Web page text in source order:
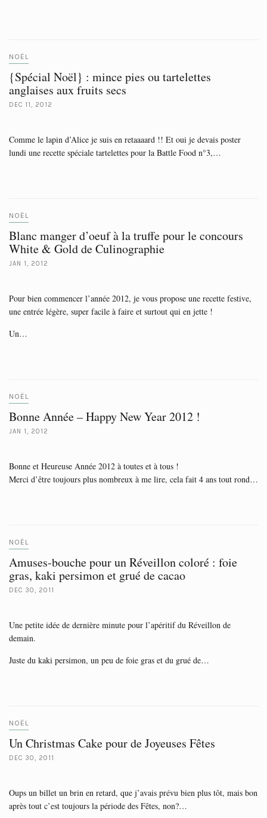
NOËL
{Spécial Noël} : mince pies ou tartelettes
anglaises aux fruits secs
DEC 11, 2012
Comme le lapin d’Alice je suis en retaaaard !! Et oui je devais poster
lundi une recette spéciale tartelettes pour la Battle Food n°3,…
NOËL
Blanc manger d’oeuf à la truffe pour le concours
White & Gold de Culinographie
JAN 1, 2012
Pour bien commencer l’année 2012, je vous propose une recette festive,
une entrée légère, super facile à faire et surtout qui en jette !
Un…
NOËL
Bonne Année – Happy New Year 2012 !
JAN 1, 2012
Bonne et Heureuse Année 2012 à toutes et à tous !
Merci d’être toujours plus nombreux à me lire, cela fait 4 ans tout rond…
NOËL
Amuses-bouche pour un Réveillon coloré : foie
gras, kaki persimon et grué de cacao
DEC 30, 2011
Une petite idée de dernière minute pour l’apéritif du Réveillon de
demain.
Juste du kaki persimon, un peu de foie gras et du grué de…
NOËL
Un Christmas Cake pour de Joyeuses Fêtes
DEC 30, 2011
Oups un billet un brin en retard, que j’avais prévu bien plus tôt, mais bon
après tout c’est toujours la période des Fêtes, non?…